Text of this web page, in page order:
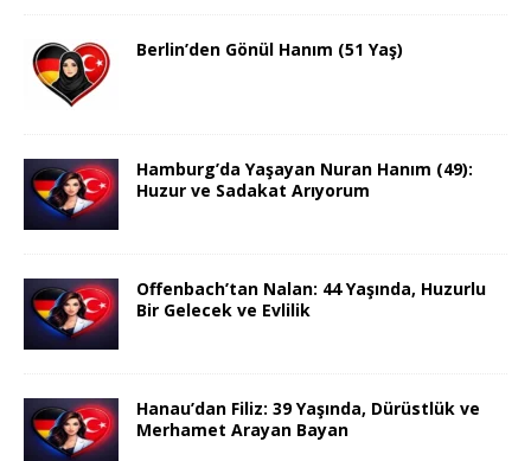
Berlin’den Gönül Hanım (51 Yaş)
Hamburg’da Yaşayan Nuran Hanım (49):
Huzur ve Sadakat Arıyorum
Offenbach’tan Nalan: 44 Yaşında, Huzurlu
Bir Gelecek ve Evlilik
Hanau’dan Filiz: 39 Yaşında, Dürüstlük ve
Merhamet Arayan Bayan